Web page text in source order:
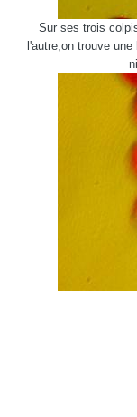
Sur ses trois
l'autre,on trouve